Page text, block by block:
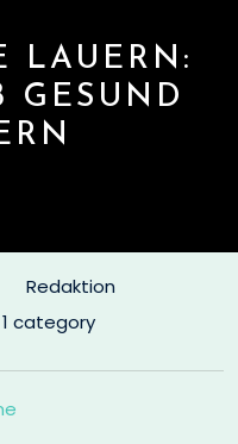
LAUERN:
GESUND
Redaktion
1 category